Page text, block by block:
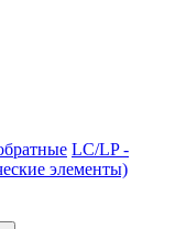
LC/LP -
элементы)